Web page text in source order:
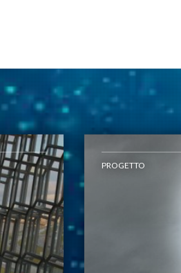
PROGETTO